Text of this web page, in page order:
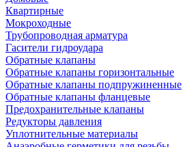
Квартирные
Мокроходные
Трубопроводная арматура
Гасители гидроудара
Обратные клапаны
Обратные клапаны горизонтальные
Обратные клапаны подпружиненные
Обратные клапаны фланцевые
Предохранительные клапаны
Редукторы давления
Уплотнительные материалы